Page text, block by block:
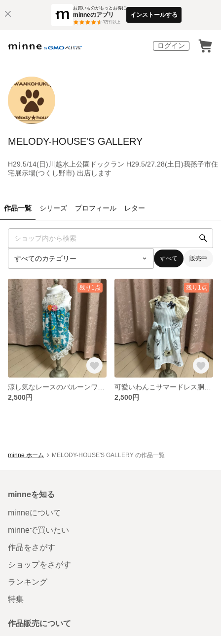
お買いものがもっとお得に
minneのアプリ
3万件以上
インストールする
ログイン
MELODY-HOUSE'S GALLERY
H29.5/14(日)川越水上公園ドックラン H29.5/27.28(土日)我孫子市住
宅展示場(つくし野市) 出店します
作品一覧 シリーズ プロフィール レター
すべて 販売中
残り1点
2,500円
残り1点
2,500円
minne ホーム MELODY-HOUSE'S GALLERY の作品一覧
minneを知る
minneについて
minneで買いたい
作品をさがす
ショップをさがす
ランキング
特集
作品販売について